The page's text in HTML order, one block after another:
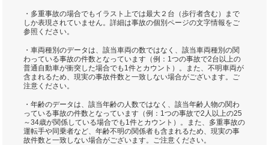
・多重事故の場合でもイラスト上では最大２台（歩行者含む）まで
しか表現されていません。詳細は事故の個別ページの文字情報をご
参照ください。
・車両種別のデータは、該当車両の数ではなく、該当車両種別の関
わっている事故の件数となっています（例：1つの事故で2台以上の
普通自動車が衝突した場合でも1件とカウント）。また、不明車両が
含まれるため、現実の事故件数と一致しない場合がございます。ご
注意ください。
・年齢のデータは、該当年齢の人数ではなく、該当年齢人物の関わ
っている事故の件数となっています（例：1つの事故で2人以上の25
～34歳が関係している場合でも1件とカウント）。また、多重事故の
運転手や同乗者など、年齢不明の関係者も含まれるため、現実の事
故件数と一致しない場合がございます。ご注意ください。